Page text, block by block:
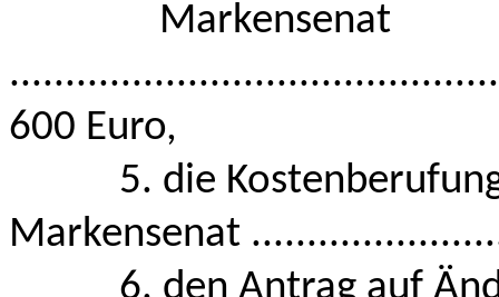
Markensenat
600 Euro,
5. die Kostenberufung
Markensenat